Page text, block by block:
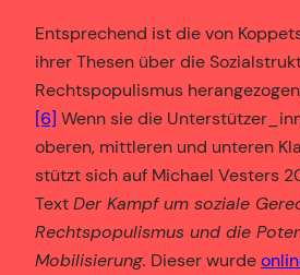
Entsprechend ist die von
ihrer Thesen über die
Rechtspopulismus
[6] Wenn sie die
oberen, mittleren und unteren
stützt sich auf Michael Vesters
TextDer Kampf um soziale
Rechtspopulismus und die
Mobilisierung. Dieser wurde